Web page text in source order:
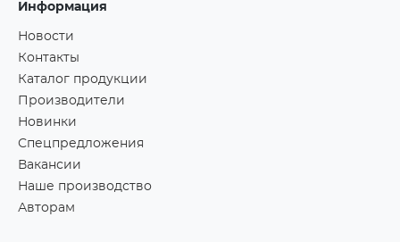
Информация
Новости
Контакты
Каталог продукции
Производители
Новинки
Спецпредложения
Вакансии
Наше производство
Авторам